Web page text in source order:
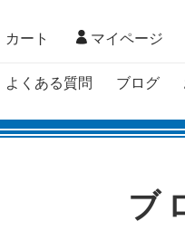
カート マイページ
よくある質問 ブログ
ブ